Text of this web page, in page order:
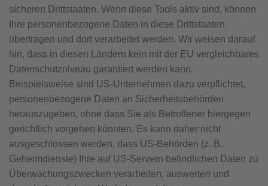
sicheren Drittstaaten. Wenn diese Tools aktiv sind, können
Ihre personenbezogene Daten in diese Drittstaaten
übertragen und dort verarbeitet werden. Wir weisen darauf
hin, dass in diesen Ländern kein mit der EU vergleichbares
Datenschutzniveau garantiert werden kann.
Beispielsweise sind US-Unternehmen dazu verpflichtet,
personenbezogene Daten an Sicherheitsbehörden
herauszugeben, ohne dass Sie als Betroffener hiergegen
gerichtlich vorgehen könnten. Es kann daher nicht
ausgeschlossen werden, dass US-Behörden (z. B.
Geheimdienste) Ihre auf US-Servern befindlichen Daten zu
Überwachungszwecken verarbeiten, auswerten und